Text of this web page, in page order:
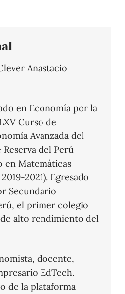
Anastacio
en Economía por la
Curso de
Avanzada del
del Perú
en Matemáticas
2021). Egresado
Secundario
el primer colegio
alto rendimiento del
docente,
EdTech.
de la plataforma